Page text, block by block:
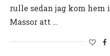
rulle sedan jag kom hem
Massor att …